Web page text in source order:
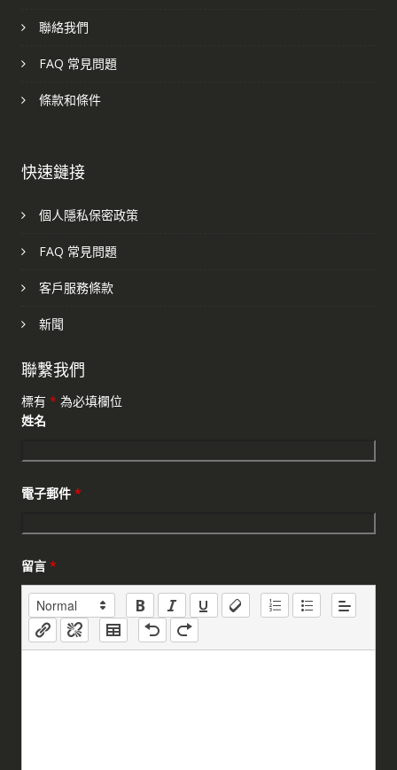
聯絡我們
FAQ 常見問題
條款和條件
快速鏈接
個人隱私保密政策
FAQ 常見問題
客戶服務條款
新聞
聯繫我們
標有 * 為必填欄位
姓名
電子郵件 *
留言 *